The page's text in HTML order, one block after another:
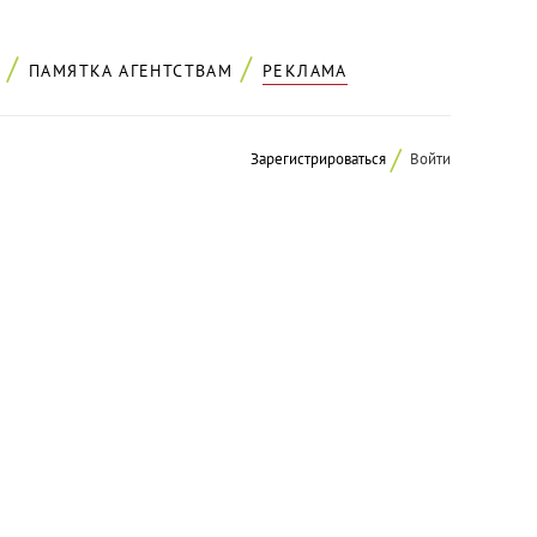
ПАМЯТКА АГЕНТСТВАМ РЕКЛАМА
Зарегистрироваться Войти